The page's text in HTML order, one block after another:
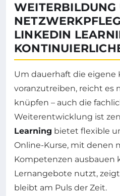
WEITERBILDUNG
LINKEDIN
Um dauerhaft die eigene
voranzutreiben, reicht es
knüpfen – auch die
Weiterentwicklung ist
Learning bietet flexible
Online-Kurse, mit denen
Kompetenzen ausbauen
Lernangebote nutzt,
bleibt am Puls der Zeit.